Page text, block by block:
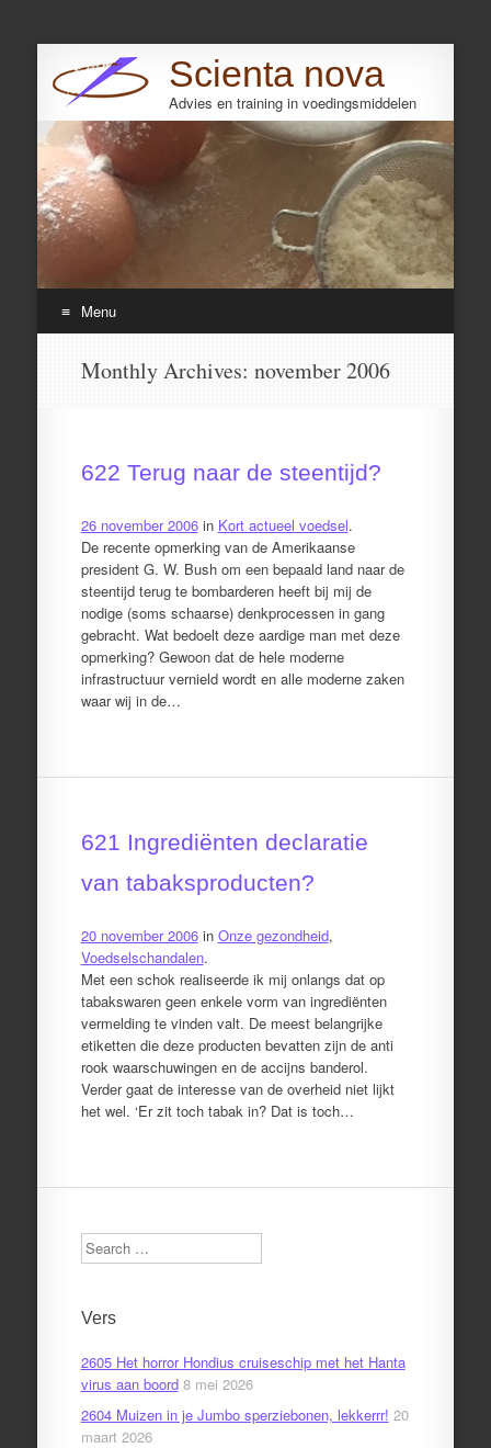
Scienta nova
Advies en training in voedingsmiddelen
Search
Menu
Monthly Archives: november 2006
622 Terug naar de steentijd?
26 november 2006in Kort actueel voedsel.
De recente opmerking van de Amerikaanse
president G. W. Bush om een bepaald land naar de
steentijd terug te bombarderen heeft bij mij de
nodige (soms schaarse) denkprocessen in gang
gebracht. Wat bedoelt deze aardige man met deze
opmerking? Gewoon dat de hele moderne
infrastructuur vernield wordt en alle moderne zaken
waar wij in de…
621 Ingrediënten declaratie
van tabaksproducten?
20 november 2006in Onze gezondheid,
Voedselschandalen.
Met een schok realiseerde ik mij onlangs dat op
tabakswaren geen enkele vorm van ingrediënten
vermelding te vinden valt. De meest belangrijke
etiketten die deze producten bevatten zijn de anti
rook waarschuwingen en de accijns banderol.
Verder gaat de interesse van de overheid niet lijkt
het wel. ‘Er zit toch tabak in? Dat is toch…
Search
Vers
2605 Het horror Hondius cruiseschip met het Hanta
virus aan boord 8 mei 2026
2604 Muizen in je Jumbo sperziebonen, lekkerrr! 20
maart 2026